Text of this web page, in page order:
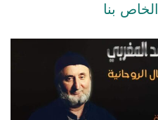
الخاص بنا